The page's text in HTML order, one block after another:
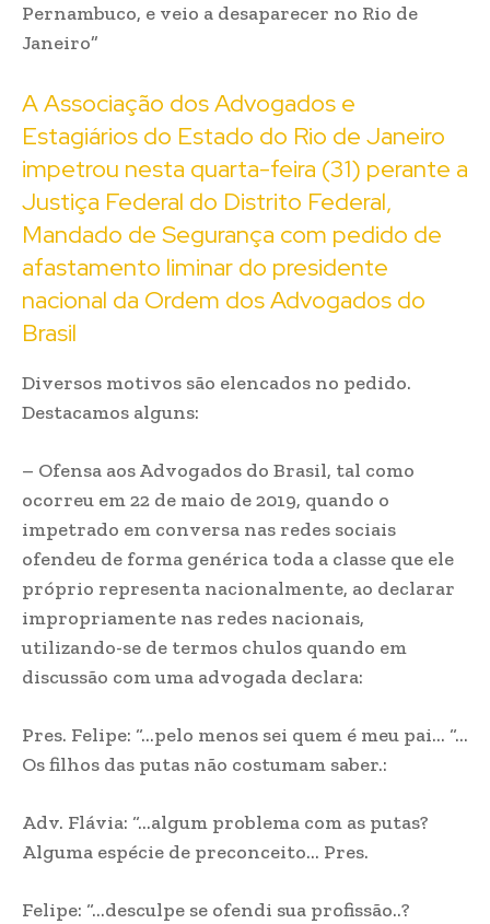
Pernambuco, e veio a desaparecer no Rio de
Janeiro”
A Associação dos Advogados e
Estagiários do Estado do Rio de Janeiro
impetrou nesta quarta-feira (31) perante a
Justiça Federal do Distrito Federal,
Mandado de Segurança com pedido de
afastamento liminar do presidente
nacional da Ordem dos Advogados do
Brasil
Diversos motivos são elencados no pedido.
Destacamos alguns:
– Ofensa aos Advogados do Brasil, tal como
ocorreu em 22 de maio de 2019, quando o
impetrado em conversa nas redes sociais
ofendeu de forma genérica toda a classe que ele
próprio representa nacionalmente, ao declarar
impropriamente nas redes nacionais,
utilizando-se de termos chulos quando em
discussão com uma advogada declara:
Pres. Felipe: “…pelo menos sei quem é meu pai… “…
Os filhos das putas não costumam saber.:
Adv. Flávia: “…algum problema com as putas?
Alguma espécie de preconceito… Pres.
Felipe: “…desculpe se ofendi sua profissão..?